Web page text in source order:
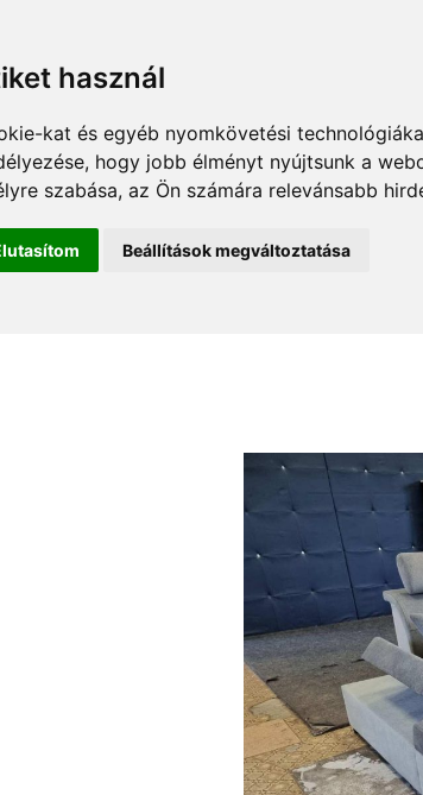
használ
kat és egyéb nyomkövetési
, hogy jobb élményt nyújtsunk a
szabása, az Ön számára relevánsabb
Beállítások megváltoztatása